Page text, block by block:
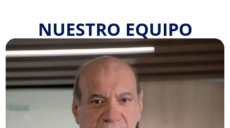
NUESTRO EQUIPO